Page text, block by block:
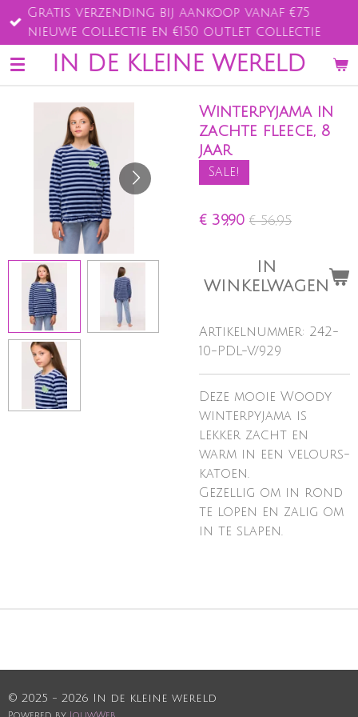
Ga
direct
naar
de
IN DE KLEINE WERELD
Gratis verzending bij aankoop vanaf €75
nieuwe collectie en €150 outlet collectie
Winterpyjama in
zachte fleece, 8
jaar
Sale!
€ 39,90 € 56,95
IN
WINKELWAGEN
Artikelnummer: 242-
10-PDL-V/929
Deze mooie Woody
winterpyjama is
lekker zacht en
warm in een velours-
katoen.
Gezellig om in rond
te lopen en zalig om
in te slapen.
© 2025 - 2026 In de kleine wereld